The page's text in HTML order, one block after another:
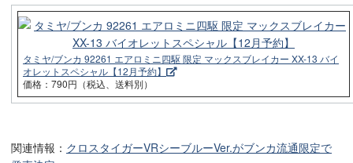
タミヤ/ブンカ 92261 エアロミニ四駆 限定 マックスブレイカー XX-13 バイ
オレットスペシャル【12月予約】
価格：790円（税込、送料別）
関連情報： クロスタイガーVRシーブルーVer.がブンカ流通限定で